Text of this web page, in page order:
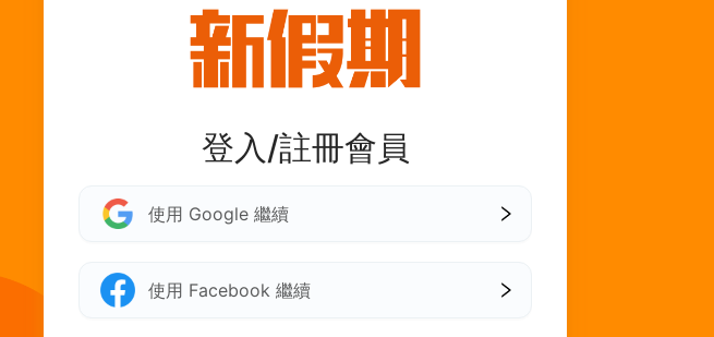
登入/註冊會員
使用 Google 繼續
使用 Facebook 繼續